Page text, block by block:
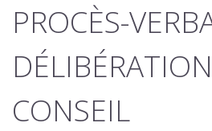
PROCÈS-
CONSEIL